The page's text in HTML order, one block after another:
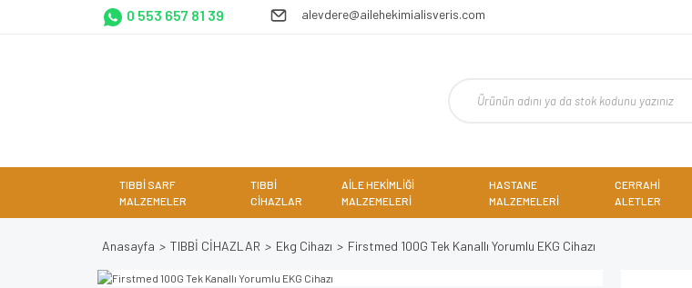
0 553 657 81 39 alevdere@ailehekimialisveris.com
TIBBİ SARF
MALZEMELER
TIBBİ
CİHAZLAR
AİLE HEKİMLİĞİ
MALZEMELERİ
HASTANE
MALZEMELERİ
CERRAHİ
ALETLER
Anasayfa TIBBİ CİHAZLAR Ekg Cihazı Firstmed 100G Tek Kanallı Yorumlu EKG Cihazı